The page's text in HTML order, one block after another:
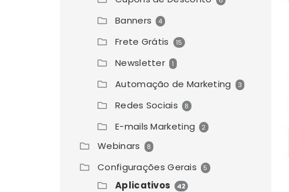
Banners 4
Frete Grátis 15
Newsletter 1
Automação de Marketing 3
Redes Sociais 8
E-mails Marketing 2
Webinars 8
Configurações Gerais 5
Aplicativos 42